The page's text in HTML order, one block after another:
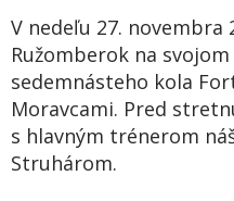
V nedeľu 27. novembra
Ružomberok na
sedemnásteho kola
Moravcami. Pred
s hlavným trénerom
Struhárom.